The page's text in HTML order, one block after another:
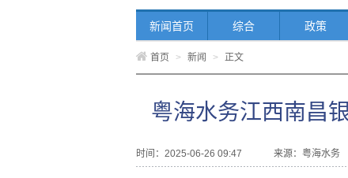
新闻首页 综合 政策
首页 > 新闻 > 正文
粤海水务江西南昌
时间：2025-06-26 09:47 来源： 粤海水务